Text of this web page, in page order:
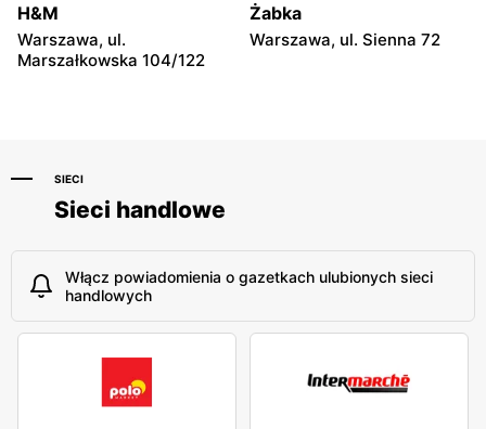
Bieździedza 97
H&M
Warszawa, ul.
Marszałkowska 104/122
Żabka
Warszawa, ul. Sienna 72
SIECI
Sieci handlowe
Włącz powiadomienia o gazetkach ulubionych sieci
handlowych